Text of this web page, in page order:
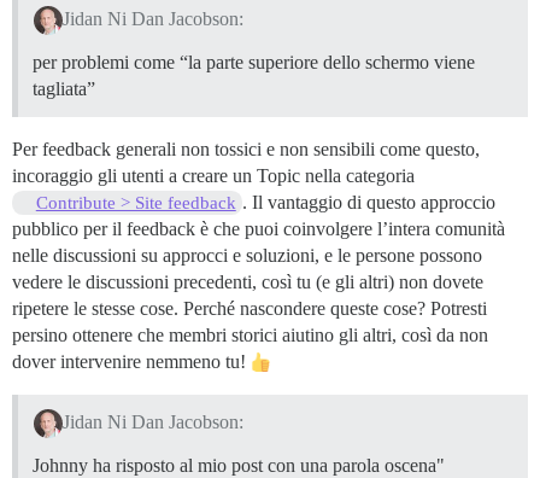
Jidan Ni Dan Jacobson:
per problemi come “la parte superiore dello schermo viene
tagliata”
Per feedback generali non tossici e non sensibili come questo,
incoraggio gli utenti a creare un Topic nella categoria
Contribute > Site feedback . Il vantaggio di questo approccio
pubblico per il feedback è che puoi coinvolgere l’intera comunità
nelle discussioni su approcci e soluzioni, e le persone possono
vedere le discussioni precedenti, così tu (e gli altri) non dovete
ripetere le stesse cose. Perché nascondere queste cose? Potresti
persino ottenere che membri storici aiutino gli altri, così da non
dover intervenire nemmeno tu!
Jidan Ni Dan Jacobson:
Johnny ha risposto al mio post con una parola oscena"